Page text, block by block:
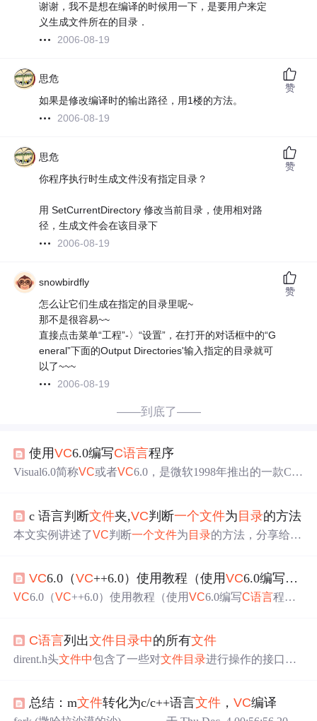
谢谢，我不是想在编译的时候用一下，是要用户来定
义生成文件所在的目录．
2006-08-19
思危
如果是修改编译时的输出路径，用1楼的方法。
2006-08-19
赞
思危
你程序执行时生成文件没有指定目录？
用 SetCurrentDirectory 修改当前目录，使用相对路
径，生成文件会在该目录下
2006-08-19
赞
snowbirdfly
怎么让它们生成在指定的目录里呢~
那不是很容易~~
直接点击菜单“工程”-〉“设置”，在打开的对话框中的“G
eneral”下面的Output Directories'输入指定的目录就可
以了~~~
2006-08-19
赞
——到底了——
使用VC6.0编写C语言程序
Visual6.0简称VC或者VC6.0，是微软1998年推出的一款C/C
很多高校也将VC6.0作为C语言的教学基础，作为上机实验
的工具。本教程中的代码，也都是在VC6.0下运行通过。
了照顾在校生或者有特殊需求的读者。
c 语言判断文件夹,VC判断一个文件为目录的方法
本文实例讲述了VC判断一个文件为 目录的方法，分享给大
e is a directory@return true if is a directory, else false(if file not e
xists, false)*/__declspec(dllexport) b...
VC6.0（VC++6.0）使用教程（使用VC6.0编写C语
VC6.0（VC++6.0）使用教程（使用VC6.0编写C语言程
款革命性的产品，非常经典，至今仍然有很多企业和个人
在使用，很多高校也将VC6.0作为C语言的教学基础，作为
目需要，建议使用 Visual Studio 代替，这里 之所以讲解
6.0，是为了照
C语言列出文件目录中的所有文件
dirent.h头文件中包含了一些对文件目录进行操作的接口，
录 中的文件列表，以及各个文件的信息大小等。一般情况
下，vs或者vc6.0中是没有改头 文件的。如果想在程序 中使
总结：m文件转化为c/c++语言文件 ，VC编译